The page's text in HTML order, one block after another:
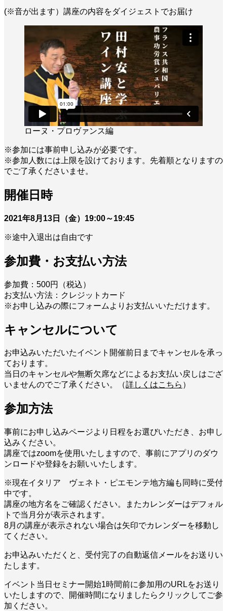
(※音が出ます）講座の内容をダイジェストでお届け
ローヌ・プロヴァンス編
※参加には事前申し込みが必要です。
※参加人数には上限を設けております。先着順となりますの
でご了承くださいませ。
開催日時
2021年8月13日（金）19:00～19:45
※途中入退出は自由です
参加費・お支払い方法
参加費：500円（税込）
お支払い方法：クレジットカード
※お申し込みの際にフォームよりお支払いいただけます。
キャンセルについて
お申込みいただいたイベント開催前日までキャンセルを承っ
ております。
当日のキャンセルや無断欠席などによるお支払い戻しはござ
いませんのでご了承ください。（詳しくはこちら ）
参加方法
事前にお申し込みページより日程をお選びいただき、お申し
込みください。
講座ではzoomを使用いたしますので、事前にアプリのダウ
ンロードや登録をお願いいたします。
※現在イタリア ヴェネト・ピエモンテ地方編も同時に受付
中です。
講座の地方名をご確認ください。またカレンダーはデフォル
トで当月分が表示されます。
8月の講座が表示されない場合は矢印でカレンダーを移動し
てください。
お申込みいただくと、受付完了の自動返信メールをお送りい
たします。
イベント当日セミナー開始1時間前に参加用のURLをお送り
いたしますので、開催時間になりましたらクリックしてご参
加ください。